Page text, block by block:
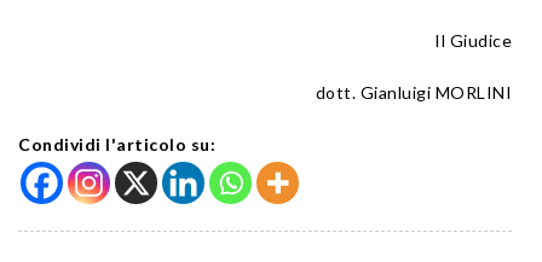
Il Giudice
dott. Gianluigi MORLINI
Condividi l'articolo su: